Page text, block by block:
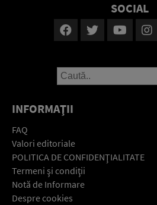
SOCIAL
INFORMAŢII
FAQ
Valori editoriale
POLITICA DE CONFIDENŢIALITATE
Termeni şi condiţii
Notă de Informare
Despre cookies